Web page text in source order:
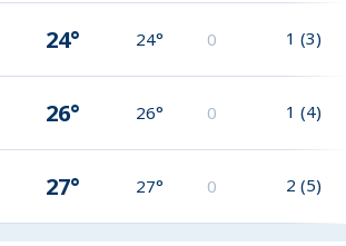
24° 24° 0 1 (3)
26° 26° 0 1 (4)
27° 27° 0 2 (5)